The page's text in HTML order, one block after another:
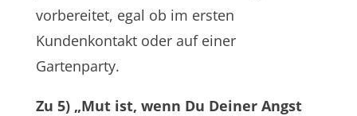
vorbereitet, egal ob im ersten
Kundenkontakt oder auf einer
Gartenparty.
Zu 5) „Mut ist, wenn Du Deiner Angst